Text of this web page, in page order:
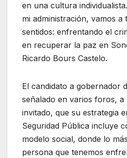
en una cultura
mi administración, vamos a
sentidos: enfrentando el
en recuperar la paz en
Ricardo Bours Castelo.
El candidato a gobernador
señalado en varios foros, a
invitado, que su estrategia
Seguridad Pública incluye
modelo social, donde lo
persona que tenemos